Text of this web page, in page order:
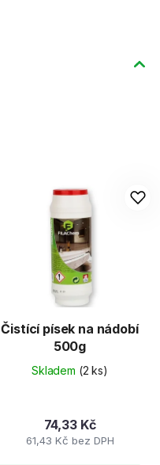
Čistící písek na nádobí
500g
Skladem (2 ks)
61,43 Kč bez DPH
74,33 Kč